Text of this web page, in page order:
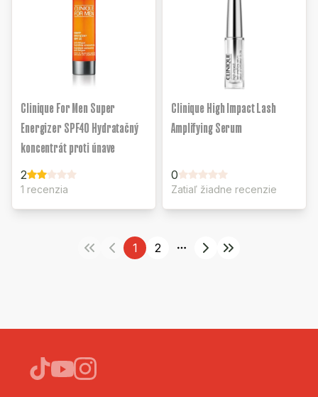
Clinique For Men Super
Energizer SPF40 Hydratačný
koncentrát proti únave
2
1 recenzia
Clinique High Impact Lash
Amplifying Serum
0
Zatiaľ žiadne recenzie
1 2
More pages